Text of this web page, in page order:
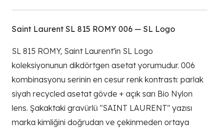
Saint Laurent SL 815 ROMY 006 — SL Logo
SL 815 ROMY, Saint Laurent'in SL Logo
koleksiyonunun dikdörtgen asetat yorumudur. 006
kombinasyonu serinin en cesur renk kontrastı: parlak
siyah recycled asetat gövde + açık sarı Bio Nylon
lens. Şakaktaki gravürlü "SAINT LAURENT" yazısı
marka kimliğini doğrudan ve çekinmeden ortaya